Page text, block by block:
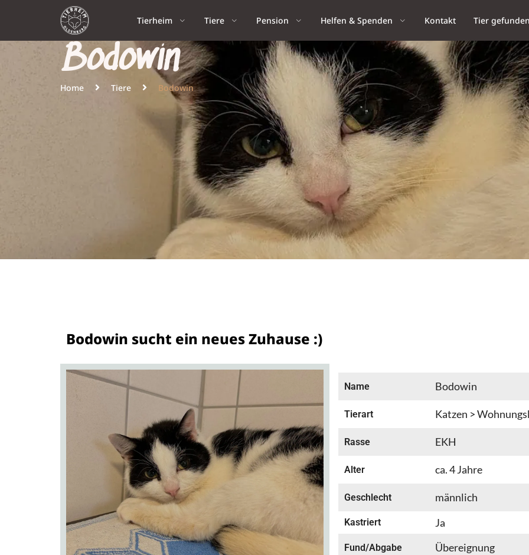
Tierheim Tiere Pension Helfen & Spenden Kontakt Tier
Bodowin
Home Tiere Bodowin
Bodowin sucht ein neues Zuhause :)
Name Bodowin
Tierart Katzen >
Rasse EKH
Alter ca. 4 Jahre
Geschlecht männlich
Kastriert Ja
Fund/Abgabe
Übereignung